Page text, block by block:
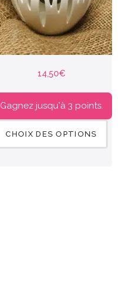
14,50€
Gagnez jusqu'à 3 points.
CHOIX DES OPTIONS